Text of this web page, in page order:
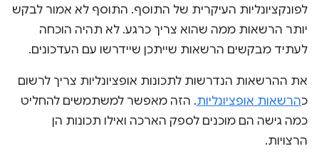
לפונקציונליות העיקרית של התוסף. התוסף לא אמור לבקש
יותר הרשאות ממה שהוא צריך כרגע. לא תהיה הוכחה
לעתיד מבקשים הרשאות שייתכן שיידרשו עם העדכונים.
את ההרשאות הנדרשות לתכונות אופציונליות צריך לרשום
כהרשאות אופציונליות. הזה מאפשר למשתמשים להחליט
כמה גישה הם מוכנים לספק הארכה ואילו תכונות הן
הרצויות.